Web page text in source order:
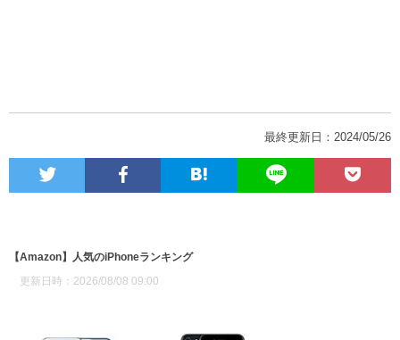
最終更新日：2024/05/26
【Amazon】人気のiPhoneランキング
更新日時：2026/08/08 09:00